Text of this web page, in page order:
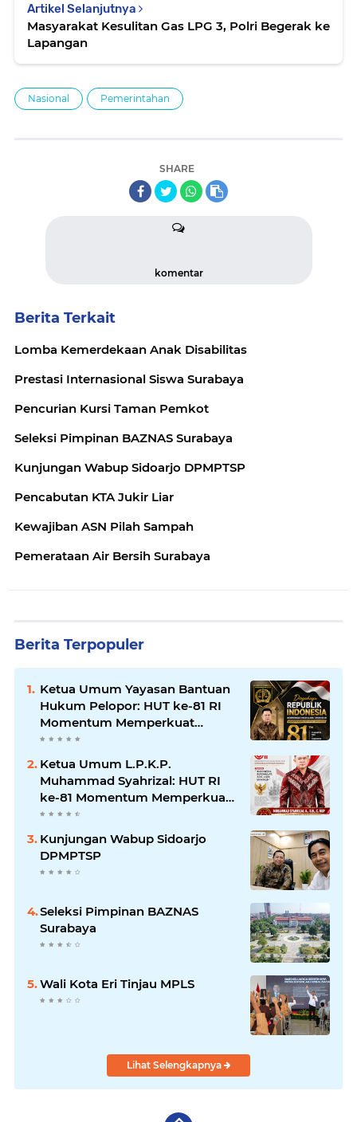
Artikel Selanjutnya
Masyarakat Kesulitan Gas LPG 3, Polri Begerak ke
Lapangan
Nasional Pemerintahan
SHARE
komentar
Berita Terkait
Lomba Kemerdekaan Anak Disabilitas
Prestasi Internasional Siswa Surabaya
Pencurian Kursi Taman Pemkot
Seleksi Pimpinan BAZNAS Surabaya
Kunjungan Wabup Sidoarjo DPMPTSP
Pencabutan KTA Jukir Liar
Kewajiban ASN Pilah Sampah
Pemerataan Air Bersih Surabaya
Berita Terpopuler
Ketua Umum Yayasan Bantuan
Hukum Pelopor: HUT ke-81 RI
Momentum Memperkuat
Keadilan, Persatuan, dan
Ketua Umum L.P.K.P.
Muhammad Syahrizal: HUT RI
ke-81 Momentum Memperkuat
Persatuan dan Keadilan bagi
Seluruh Rakyat Indonesia.
Kunjungan Wabup Sidoarjo
DPMPTSP
Seleksi Pimpinan BAZNAS
Surabaya
Wali Kota Eri Tinjau MPLS
Lihat Selengkapnya